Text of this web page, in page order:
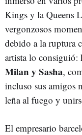
Kings y la Queens
vergonzosos
debido a la ruptura
artista lo consiguió:
Milan y Sasha,
incluso sus amigos
leña al fuego y
El empresario